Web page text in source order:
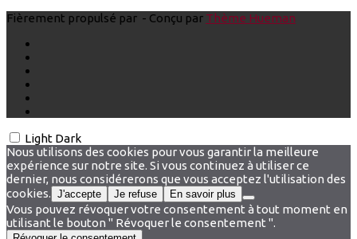
Fièrement propulsé par - Conçu par Thème Hueman
Light Dark
Nous utilisons des cookies pour vous garantir la meilleure
expérience sur notre site. Si vous continuez à utiliser ce
dernier, nous considérerons que vous acceptez l'utilisation des
cookies. J'accepte Je refuse En savoir plus
Vous pouvez révoquer votre consentement à tout moment en
utilisant le bouton " Révoquer le consentement ".